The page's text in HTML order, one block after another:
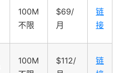
100M
不限
$69/
月
链
接
100M
$112/
链